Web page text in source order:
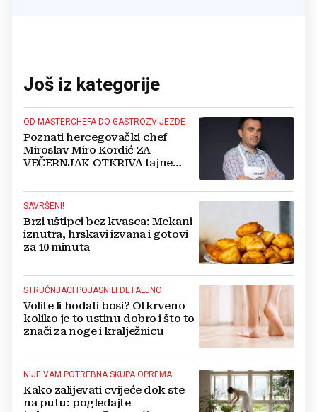
Još iz kategorije
OD MASTERCHEFA DO GASTROZVIJEZDE
Poznati hercegovački chef
Miroslav Miro Kordić ZA
VEČERNJAK OTKRIVA tajne
kulinarstva, nepoznate detalje iz
djetinjstva, životne ciljeve...
SAVRŠENI!
Brzi uštipci bez kvasca: Mekani
iznutra, hrskavi izvana i gotovi
za 10 minuta
STRUČNJACI POJASNILI DETALJNO
Volite li hodati bosi? Otkrveno
koliko je to ustinu dobro i što to
znači za noge i kralježnicu
NIJE VAM POTREBNA SKUPA OPREMA
Kako zalijevati cvijeće dok ste
na putu: pogledajte